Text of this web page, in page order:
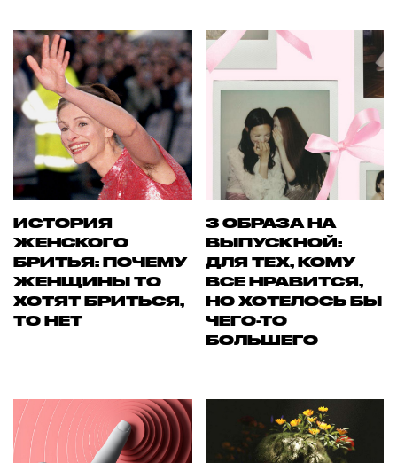
ИСТОРИЯ
ЖЕНСКОГО
БРИТЬЯ: ПОЧЕМУ
ЖЕНЩИНЫ ТО
ХОТЯТ БРИТЬСЯ,
ТО НЕТ
3 ОБРАЗА НА
ВЫПУСКНОЙ:
ДЛЯ ТЕХ, КОМУ
ВСЕ НРАВИТСЯ,
НО ХОТЕЛОСЬ БЫ
ЧЕГО-ТО
БОЛЬШЕГО